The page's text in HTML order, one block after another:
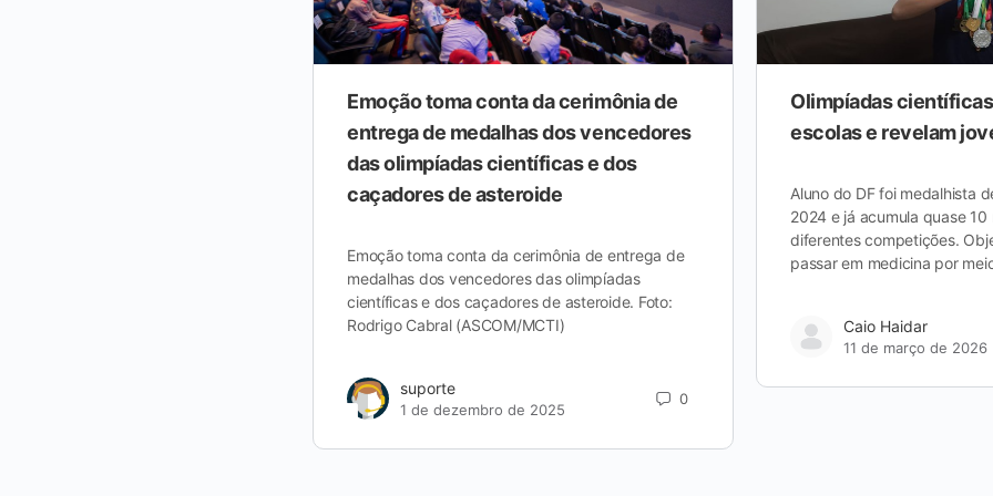
Emoção toma conta da cerimônia de
entrega de medalhas dos vencedores
das olimpíadas científicas e dos
caçadores de asteroide
Emoção toma conta da cerimônia de entrega de
medalhas dos vencedores das olimpíadas
científicas e dos caçadores de asteroide. Foto:
Rodrigo Cabral (ASCOM/MCTI)
suporte
1 de dezembro de 2025
0
Olimpíadas
escolas e revelam
Aluno do DF foi medalhista
2024 e já acumula quase 10
diferentes competições.
passar em medicina por
Caio Haidar
11 de março de 2026